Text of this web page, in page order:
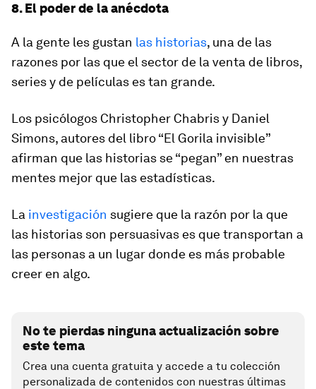
8. El poder de la anécdota
A la gente les gustan las historias, una de las
razones por las que el sector de la venta de libros,
series y de películas es tan grande.
Los psicólogos Christopher Chabris y Daniel
Simons, autores del libro “El Gorila invisible”
afirman que las historias se “pegan” en nuestras
mentes mejor que las estadísticas.
La investigación sugiere que la razón por la que
las historias son persuasivas es que transportan a
las personas a un lugar donde es más probable
creer en algo.
No te pierdas ninguna actualización sobre
este tema
Crea una cuenta gratuita y accede a tu colección
personalizada de contenidos con nuestras últimas